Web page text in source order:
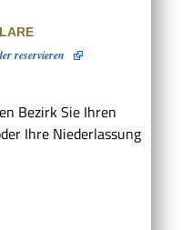
reservieren
Bezirk Sie Ihren
Ihre Niederlassung